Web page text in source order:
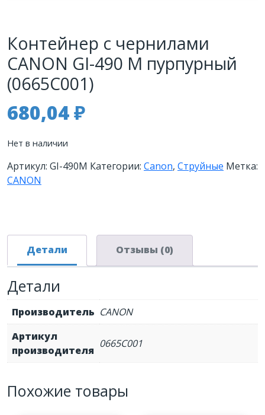
Контейнер с чернилами
CANON GI-490 M пурпурный
(0665C001)
680,04₽
Нет в наличии
Артикул: GI-490M Категории: Canon, Струйные Метка:
CANON
Детали Отзывы (0)
Детали
Производитель CANON
Артикул
производителя
0665C001
Похожие товары